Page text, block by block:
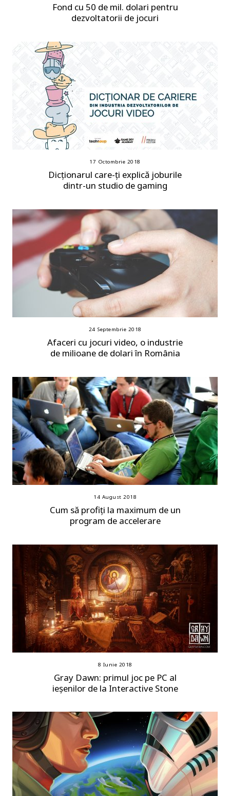
Fond cu 50 de mil. dolari pentru
dezvoltatorii de jocuri
17 Octombrie 2018
Dicționarul care-ți explică joburile
dintr-un studio de gaming
24 Septembrie 2018
Afaceri cu jocuri video, o industrie
de milioane de dolari în România
14 August 2018
Cum să profiți la maximum de un
program de accelerare
8 Iunie 2018
Gray Dawn: primul joc pe PC al
ieșenilor de la Interactive Stone